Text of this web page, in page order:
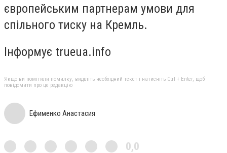
європейським партнерам умови для
спільного тиску на Кремль.
Інформує trueua.info
Якщо ви помітили помилку, виділіть необхідний текст і натисніть Ctrl + Enter, щоб
повідомити про це редакцію
Ефименко Анастасия
0,0